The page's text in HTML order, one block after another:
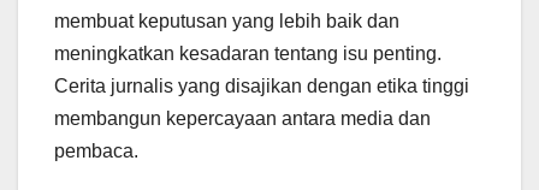
membuat keputusan yang lebih baik dan
meningkatkan kesadaran tentang isu penting.
Cerita jurnalis yang disajikan dengan etika tinggi
membangun kepercayaan antara media dan
pembaca.